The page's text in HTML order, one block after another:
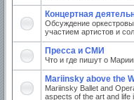
Концертная
Обсуждение
участием артистов и
Пресса и СМИ
Что и где пишут о
Mariinsky above the
Mariinsky Ballet and
aspects of the art and life